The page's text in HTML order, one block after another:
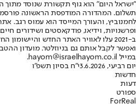
"ישראל היום" הוא גוף תקשורת שנוסד מתוך
ופרשנויות, וידיאו, פודקאסטים ושידורים
ב-2021 עלו לאוויר האתר החדש
ואפשר לקבל אותם גם בניוזלטר. מועדון
במייל hayom@israelhayom.co.il.
יום רביעי, 3.6.2026
י"ח בסיון תשפ"ו
חדשות
דעות
ספורט
ForReal